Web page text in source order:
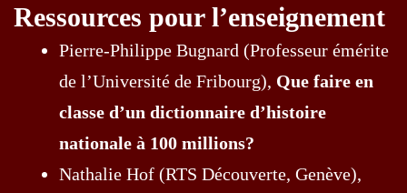
Ressources pour l’enseignement
Pierre-Philippe Bugnard (Professeur émérite
de l’Université de Fribourg), Que faire en
classe d’un dictionnaire d’histoire
nationale à 100 millions?
Nathalie Hof (RTS Découverte, Genève),